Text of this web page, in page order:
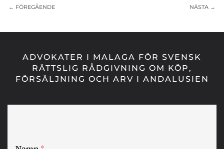
← FÖREGÅENDE NÄSTA →
ADVOKATER I MALAGA FÖR SVENSK
RÄTTSLIG RÅDGIVNING OM KÖP,
FÖRSÄLJNING OCH ARV I ANDALUSIEN